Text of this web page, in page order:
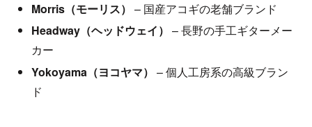
Morris（モーリス） – 国産アコギの老舗ブランド
Headway（ヘッドウェイ） – 長野の手工ギターメー
カー
Yokoyama（ヨコヤマ） – 個人工房系の高級ブラン
ド